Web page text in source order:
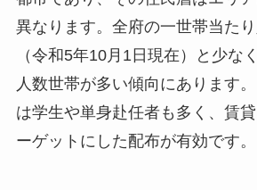
異なります。全府の一世帯当た
（令和5年10月1日現在）と少な
人数世帯が多い傾向にあります
は学生や単身赴任者も多く、賃
ーゲットにした配布が有効です。